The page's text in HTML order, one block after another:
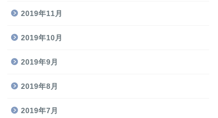
2019年11月
2019年10月
2019年9月
2019年8月
2019年7月